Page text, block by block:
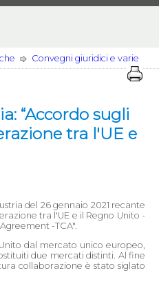
Convegni giuridici e varie
“Accordo sugli
tra l'UE e
del 26 gennaio 2021 recante
tra l'UE e il Regno Unito -
-TCA".
dal mercato unico europeo,
due mercati distinti. Al fine
collaborazione è stato siglato